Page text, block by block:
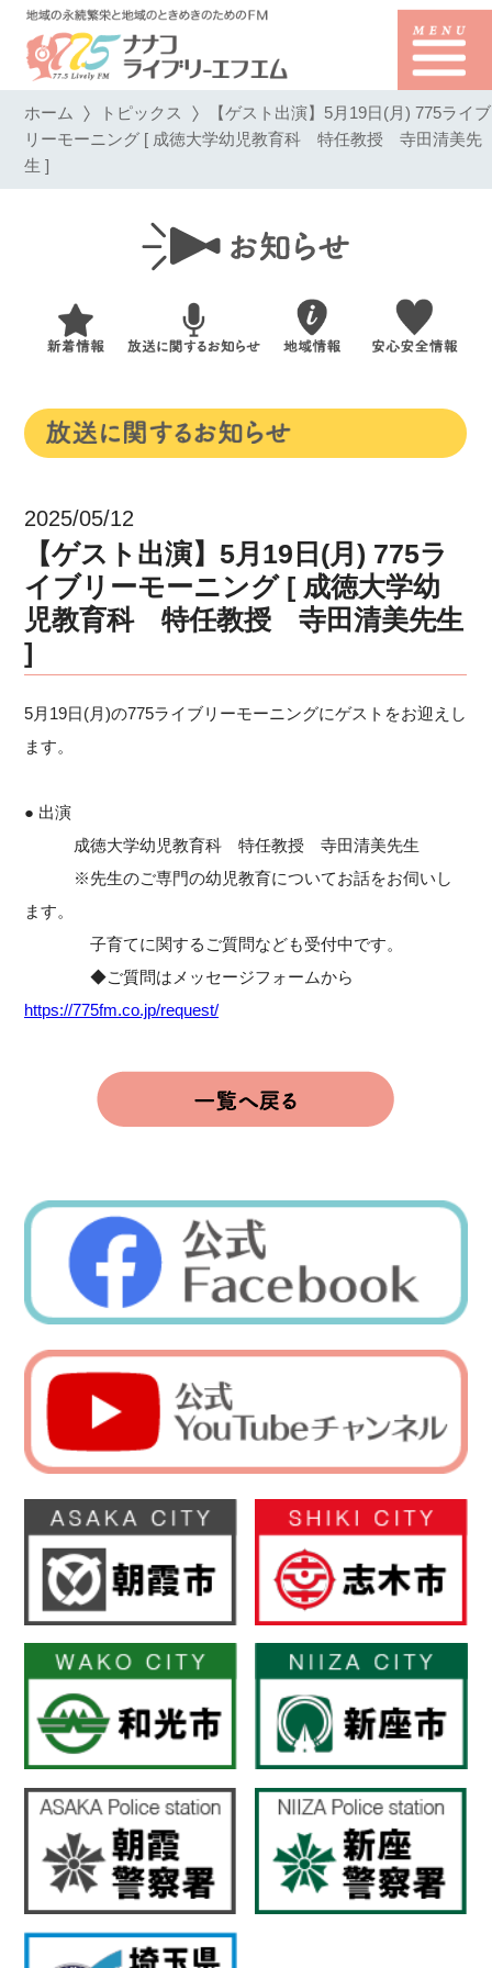
ホーム トピックス 【ゲスト出演】5月19日(月) 775ライブ
リーモーニング [ 成徳大学幼児教育科 特任教授 寺田清美先
生 ]
2025/05/12
【ゲスト出演】5月19日(月) 775ラ
イブリーモーニング [ 成徳大学幼
児教育科 特任教授 寺田清美先生
]
5月19日(月)の775ライブリーモーニングにゲストをお迎えし
ます。
● 出演
成徳大学幼児教育科 特任教授 寺田清美先生
※先生のご専門の幼児教育についてお話をお伺いし
ます。
子育てに関するご質問なども受付中です。
◆ご質問はメッセージフォームから
https://775fm.co.jp/request/